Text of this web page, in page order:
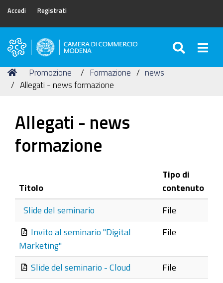
Accedi Registrati
Camera
Commercio
di
Tu
sei
Home
Promozione Formazione
news
Allegati - news formazione
Allegati - news
formazione
Titolo
Tipo di
contenuto
Slide del seminario File
Invito al seminario "Digital
Marketing"
File
Slide del seminario - Cloud File